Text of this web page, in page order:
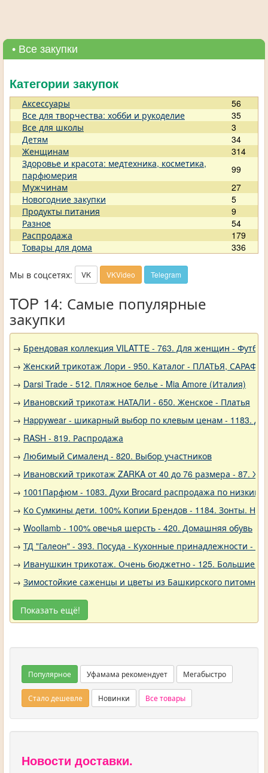
• Все закупки
Категории закупок
Аксессуары
56
Все для творчества: хобби и рукоделие
35
Все для школы
3
Детям
34
Женщинам
314
Здоровье и красота: медтехника, косметика,
парфюмерия
99
Мужчинам
27
Новогодние закупки
5
Продукты питания
9
Разное
54
Распродажа
179
Товары для дома
336
Мы в соцсетях: VK VKVideo Telegram
TOP 14: Самые популярные
закупки
→ Брендовая коллекция VILATTE - 763. Для женщин -
→ Женский трикотаж Лори - 950. Каталог - ПЛАТЬЯ,
→ Darsi Trade - 512. Пляжное белье - Mia Amore (Италия)
→ Ивановский трикотаж НАТАЛИ - 650. Женское - Платья
→ Нappywear - шикарный выбор по клевым ценам - 1183.
→ RASH - 819. Распродажа
→ Любимый Сималенд - 820. Выбор участников
→ Ивановский трикотаж ZARKA от 40 до 76 размера - 87.
→ 1001Парфюм - 1083. Духи Brocard распродажа по низким
→ Ко Сумкины дети. 100% Копии Брендов - 1184. Зонты.
→ Woollamb - 100% овечья шерсть - 420. Домашняя обувь
→ ТД "Галеон" - 393. Посуда - Кухонные принадлежности -
→ Иванушкин трикотаж. Очень бюджетно - 125. Большие
→ Зимостойкие саженцы и цветы из Башкирского
Показать ещё!
Популярное Уфамама рекомендует Мегабыстро
Стало дешевле Новинки Все товары
Новости доставки.